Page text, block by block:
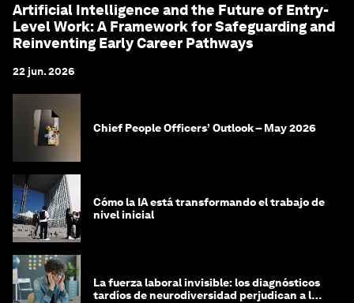
Artificial Intelligence and the Future of Entry-
Level Work: A Framework for Safeguarding and
Reinventing Early Career Pathways
22 jun. 2026
Chief People Officers’ Outlook – May 2026
Cómo la IA está transformando el trabajo de
nivel inicial
La fuerza laboral invisible: los diagnósticos
tardíos de neurodiversidad perjudican a las